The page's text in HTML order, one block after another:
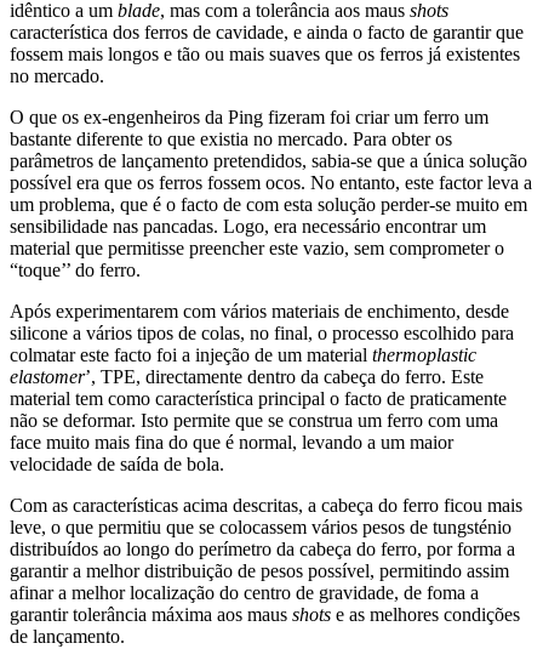
idêntico a um blade, mas com a tolerância aos maus shots
característica dos ferros de cavidade, e ainda o facto de garantir que
fossem mais longos e tão ou mais suaves que os ferros já existentes
no mercado.
O que os ex-engenheiros da Ping fizeram foi criar um ferro um
bastante diferente to que existia no mercado. Para obter os
parâmetros de lançamento pretendidos, sabia-se que a única solução
possível era que os ferros fossem ocos. No entanto, este factor leva a
um problema, que é o facto de com esta solução perder-se muito em
sensibilidade nas pancadas. Logo, era necessário encontrar um
material que permitisse preencher este vazio, sem comprometer o
“toque’’ do ferro.
Após experimentarem com vários materiais de enchimento, desde
silicone a vários tipos de colas, no final, o processo escolhido para
colmatar este facto foi a injeção de um material thermoplastic
elastomer’, TPE, directamente dentro da cabeça do ferro. Este
material tem como característica principal o facto de praticamente
não se deformar. Isto permite que se construa um ferro com uma
face muito mais fina do que é normal, levando a um maior
velocidade de saída de bola.
Com as características acima descritas, a cabeça do ferro ficou mais
leve, o que permitiu que se colocassem vários pesos de tungsténio
distribuídos ao longo do perímetro da cabeça do ferro, por forma a
garantir a melhor distribuição de pesos possível, permitindo assim
afinar a melhor localização do centro de gravidade, de foma a
garantir tolerância máxima aos maus shots e as melhores condições
de lançamento.